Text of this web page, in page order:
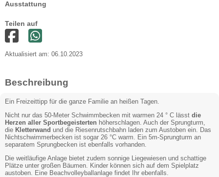
Ausstattung
Teilen auf
Aktualisiert am: 06.10.2023
Beschreibung
Ein Freizeittipp für die ganze Familie an heißen Tagen.
Nicht nur das 50-Meter Schwimmbecken mit warmen 24 ° C lässt die
Herzen aller Sportbegeisterten höherschlagen. Auch der Sprungturm,
die Kletterwand und die Riesenrutschbahn laden zum Austoben ein. Das
Nichtschwimmerbecken ist sogar 26 °C warm. Ein 5m-Sprungturm an
separatem Sprungbecken ist ebenfalls vorhanden.
Die weitläufige Anlage bietet zudem sonnige Liegewiesen und schattige
Plätze unter großen Bäumen. Kinder können sich auf dem Spielplatz
austoben. Eine Beachvolleyballanlage findet Ihr ebenfalls.